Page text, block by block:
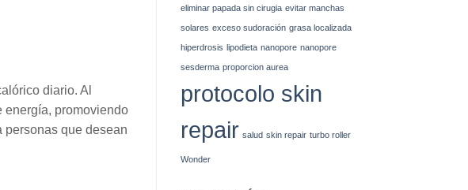
diario. Al
energía, promoviendo
personas que desean
(2026)
eliminar papada sin cirugia evitar manchas
solares exceso sudoración grasa localizada
hiperdrosis lipodieta nanopore nanopore
sesderma proporcion aurea
protocolo skin
repair salud skin repair turbo roller
Wonder